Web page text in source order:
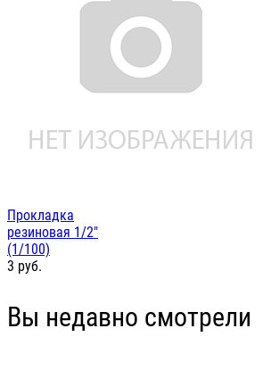
Прокладка
резиновая 1/2"
(1/100)
3 руб.
Вы недавно смотрели